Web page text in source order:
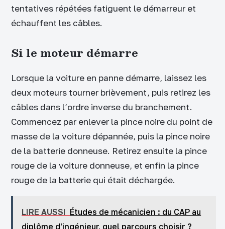
tentatives répétées fatiguent le démarreur et
échauffent les câbles.
Si le moteur démarre
Lorsque la voiture en panne démarre, laissez les
deux moteurs tourner brièvement, puis retirez les
câbles dans l’ordre inverse du branchement.
Commencez par enlever la pince noire du point de
masse de la voiture dépannée, puis la pince noire
de la batterie donneuse. Retirez ensuite la pince
rouge de la voiture donneuse, et enfin la pince
rouge de la batterie qui était déchargée.
LIRE AUSSI Études de mécanicien : du CAP au
diplôme d'ingénieur, quel parcours choisir ?